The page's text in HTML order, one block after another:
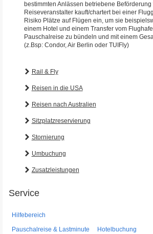
bestimmten Anlässen betriebene
Reiseveranstalter kauft/chartert bei einer
Risiko Plätze auf Flügen ein, um sie
einem Hotel und einem Transfer vom
Pauschalreise zu bündeln und mit einem
(z.Bsp: Condor, Air Berlin oder TUIFly)
Rail & Fly
Reisen in die USA
Reisen nach Australien
Sitzplatzreservierung
Stornierung
Umbuchung
Zusatzleistungen
Service
Hilfebereich
Pauschalreise & Lastminute
Hotelbuchung